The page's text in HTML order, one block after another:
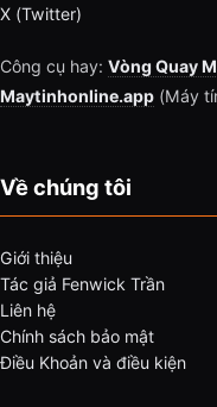
X (Twitter)
Công cụ hay: Vòng Quay
Maytinhonline.app (Máy
Về chúng tôi
Giới thiệu
Tác giả Fenwick Trần
Liên hệ
Chính sách bảo mật
Điều Khoản và điều kiện